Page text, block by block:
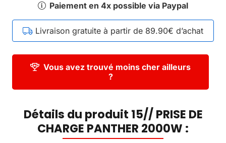
Paiement en 4x possible via Paypal
Livraison gratuite à partir de 89.90€ d’achat
Vous avez trouvé moins cher ailleurs
?
Détails du produit 15// PRISE DE
CHARGE PANTHER 2000W :